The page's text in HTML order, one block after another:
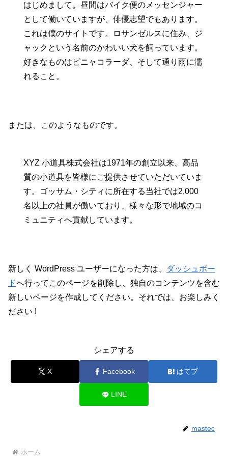
はじめまして。昼間はバイク便のメッセンジャー
として働いていますが、俳優志望でもあります。
これは僕のサイトです。ロサンゼルスに住み、ジ
ャックという名前のかわいい犬を飼っています。
好きなものはピニャコラーダ、そして通り雨に濡
れること。
または、このようなものです。
XYZ 小道具株式会社は1971年の創立以来、高品
質の小道具を皆様にご提供させていただいていま
す。ゴッサム・シティに所在する当社では2,000
名以上の社員が働いており、様々な形で地域のコ
ミュニティへ貢献しています。
新しく WordPress ユーザーになった方は、
ダッシュボー
ドへ行ってこのページを削除し、独自のコンテンツを含む
新しいページを作成してください。それでは、お楽しみく
ださい !
シェアする
X Facebook はてブ
LINE
mastec
ホーム